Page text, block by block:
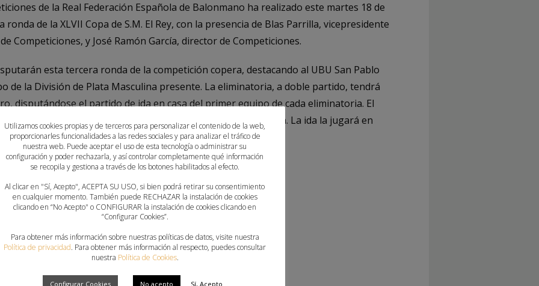
de la Real Federación Española de Balonmano ha realizado este martes 18 de
de la XLVII Copa de S.M. El Rey, con la presencia de Blas Parrilla, vicepresidente
Competiciones, y José Ramón García, director de Competiciones.
esta tercera ronda de la competición copera, destacando al UBU San Pablo
de la División de Plata Masculina presente. La eliminatoria, a doble partido, tendrá
disputándose el partido de ida en casa del primer equipo de cada eliminatoria. El
Valenciana, el Balonmano Benidorm se medirá al Irún. La ida la jugará en
casa.
enfrentamientos:
Benidorm
: Helvetia Anaitasuna
Morrazo Cangas
Balonmano Granollers
Viveros Herol Balonmano Nava
: UBU San Pablos Burgos
Utilizamos cookies propias y de terceros para personalizar el contenido de la web,
proporcionarles funcionalidades a las redes sociales y para analizar el tráfico de
nuestra web. Puede aceptar el uso de esta tecnología o administrar su
configuración y poder rechazarla, y así controlar completamente qué información
se recopila y gestiona a través de los botones habilitados al efecto.
Al clicar en "Sí, Acepto", ACEPTA SU USO, si bien podrá retirar su consentimiento
en cualquier momento. También puede RECHAZAR la instalación de cookies
clicando en “No Acepto" o CONFIGURAR la instalación de cookies clicando en
“Configurar Cookies”.
Para obtener más información sobre nuestras políticas de datos, visite nuestra
Política de privacidad. Para obtener más información al respecto, puedes consultar
nuestra Política de Cookies.
Configurar Cookies No acepto Sí, Acepto